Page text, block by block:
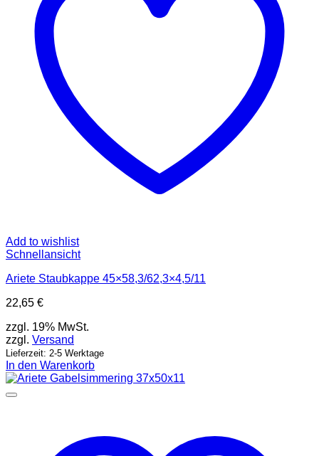
Add to wishlist
Schnellansicht
Ariete Staubkappe 45×58,3/62,3×4,5/11
22,65 €
zzgl. 19% MwSt.
zzgl. Versand
Lieferzeit: 2-5 Werktage
In den Warenkorb